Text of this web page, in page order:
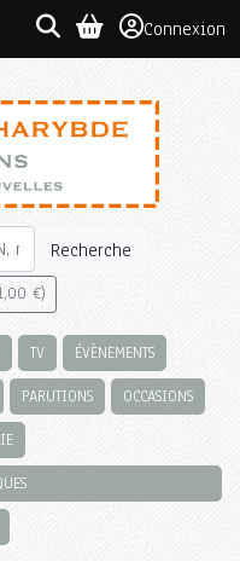
Connexion
Recherche
€)
TV ÉVÈNEMENTS
PARUTIONS OCCASIONS